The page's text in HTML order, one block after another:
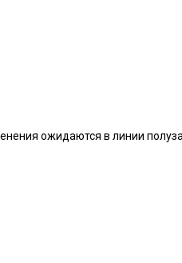
ожидаются в линии